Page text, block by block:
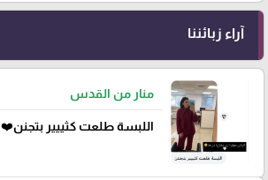
آراء زبائننا
منار من القدس
اللبسة طلعت كثييير بتجنن❤️